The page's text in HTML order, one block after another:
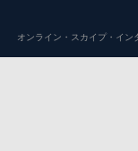
オンライン・スカイプ・イ